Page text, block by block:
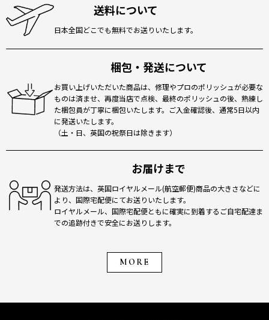
送料について
日本全国どこでも無料でお送りいたします。
梱包・発送について
お買い上げいただいた商品は、修理やプロのポリッシュが必要な
ものは済ませ、再度当店で点検、最終のポリッシュの後、熟練し
た梱包員が丁寧に梱包いたします。ご入金確認後、通常5日以内
に発送いたします。
（土・日、英国の祝祭日は除きます）
お届けまで
発送方法は、英国ロイヤルメール(航空郵便)商品の大きさなどに
より、国際宅配便にてお送りいたします。
ロイヤルメール、国際宅配便ともに確実に到着するご自宅配達ま
での追跡付きで安全にお送りします。
MORE